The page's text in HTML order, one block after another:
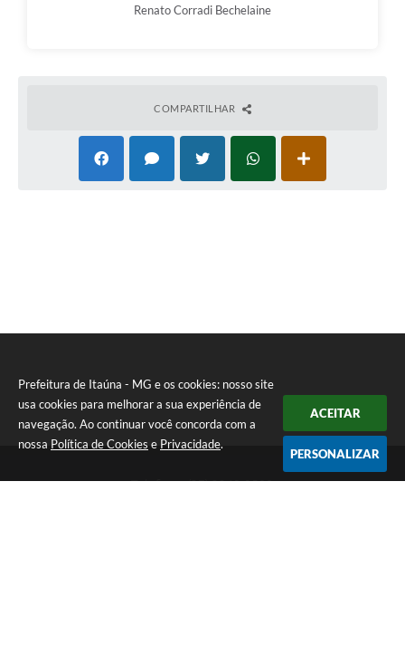
Prefeitura de Itaúna - MG e os cookies: nosso site
usa cookies para melhorar a sua experiência de
navegação. Ao continuar você concorda com a
nossa Política de Cookies e Privacidade.
ACEITAR
PERSONALIZAR
Renato Corradi Bechelaine
COMPARTILHAR
Telefone: (37) 3249-9500